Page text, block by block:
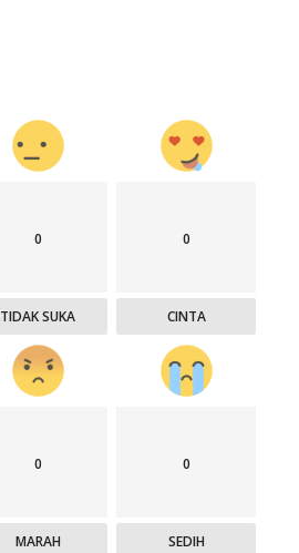
0
TIDAK SUKA
0
CINTA
0
MARAH
0
SEDIH